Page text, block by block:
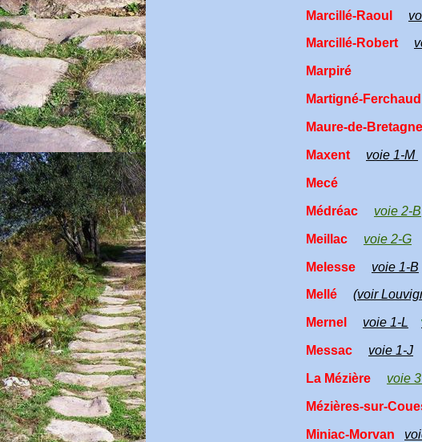
Marcillé-Raoul
Marcillé-Robert
Marpiré
Martigné-Ferchaud
Maure-de-Bretagne
Maxent voie 1-M
Mecé
Médréac voie 2-B
Meillac voie 2-G
Melesse voie 1-B
Mellé (voir
Mernel voie 1-L
Messac voie 1-J
La Mézière voie
Mézières-sur-
Miniac-Morvan